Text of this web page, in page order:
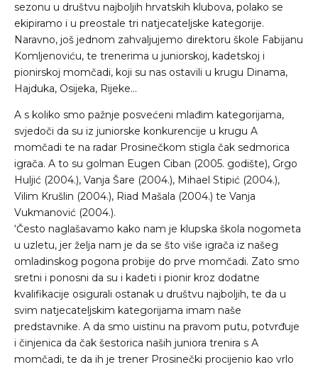
sezonu u društvu najboljih hrvatskih klubova, polako se
ekipiramo i u preostale tri natjecateljske kategorije.
Naravno, još jednom zahvaljujemo direktoru škole Fabijanu
Komljenoviću, te trenerima u juniorskoj, kadetskoj i
pionirskoj momčadi, koji su nas ostavili u krugu Dinama,
Hajduka, Osijeka, Rijeke…
A s koliko smo pažnje posvećeni mlađim kategorijama,
svjedoči da su iz juniorske konkurencije u krugu A
momčadi te na radar Prosinečkom stigla čak sedmorica
igrača. A to su golman Eugen Ciban (2005. godište), Grgo
Huljić (2004.), Vanja Šare (2004.), Mihael Stipić (2004.),
Vilim Krušlin (2004.), Riad Mašala (2004.) te Vanja
Vukmanović (2004.).
‘Često naglašavamo kako nam je klupska škola nogometa
u uzletu, jer želja nam je da se što više igrača iz našeg
omladinskog pogona probije do prve momčadi. Zato smo
sretni i ponosni da su i kadeti i pionir kroz dodatne
kvalifikacije osigurali ostanak u društvu najboljih, te da u
svim natjecateljskim kategorijama imam naše
predstavnike. A da smo uistinu na pravom putu, potvrđuje
i činjenica da čak šestorica naših juniora trenira s A
momčadi, te da ih je trener Prosinečki procijenio kao vrlo